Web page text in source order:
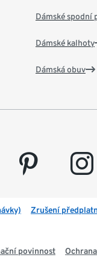
Dámské spodní
Dámské kalhoty
Dámská obuv
pinterest instagram
Zrušení
povinnost